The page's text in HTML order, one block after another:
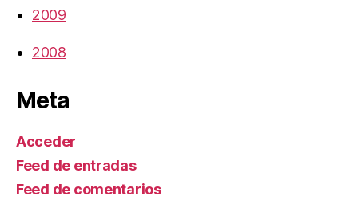
2009
2008
Meta
Acceder
Feed de entradas
Feed de comentarios